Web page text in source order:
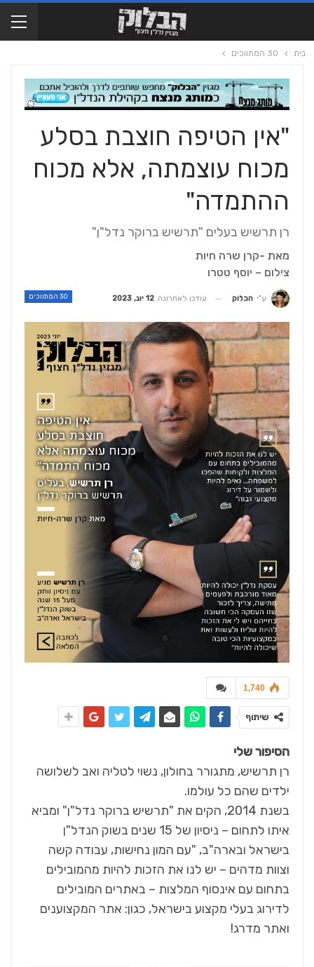
בית 30 המתווכים
"אין הטיפה חוצבת בסלע
מכוח עוצמתה, אלא מכוח
ההתמדה"
רן תרשיש בעלים "תרשיש ברוקר נדל"ן"
מאת -קרן שרה חיות
צילום – יוסף טטרו
30 המתווכים ע"י הבלוק עודכן לאחרונה 12 יונ, 2023
1,740
שיתוף
הסיפור שלי
רן תרשיש, מתגורר בחולון, נשוי לטליה ואב לשלושה
ילדים שהם כל עולמו.
בשנת 2014, הקים את "תרשיש ברוקר נדל"ן" ומביא
איתו לתחום – ניסיון של 15 שנים בשוק הנדל"ן
בישראל ובארה"ב, "עם המון נחישות, עבודה קשה
וצוות מדהים – יש לנו את הזכות להיות מהמובילים
בתחום עם אינסוף המלצות – באתרים המובילים
לדירוג בעלי מקצוע בישראל, כגון: אתר המקצוענים
ואתר מדרג!